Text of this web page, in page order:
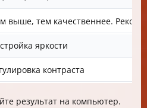
выше, тем качественнее.
яркости
контраста
результат на компьютер.